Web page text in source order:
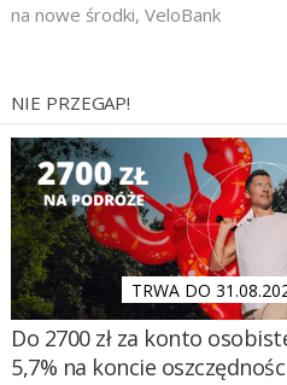
na nowe środki, VeloBank
NIE PRZEGAP!
TRWA DO
Do 2700 zł za konto
5,7% na koncie